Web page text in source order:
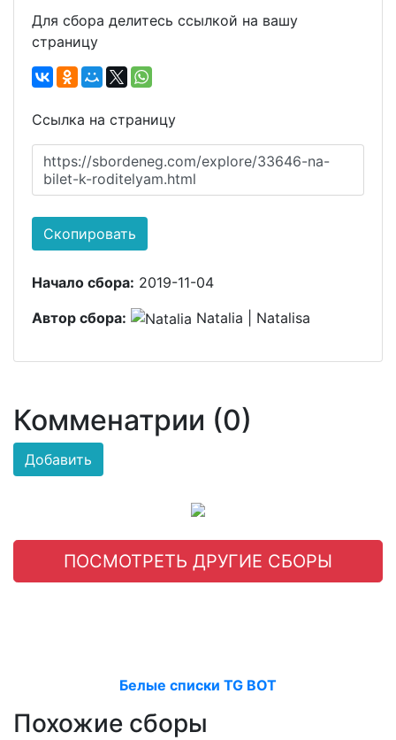
Для сбора делитесь ссылкой на вашу
страницу
Ссылка на страницу
https://sbordeneg.com/explore/33646-na-
bilet-k-roditelyam.html
Скопировать
Начало сбора: 2019-11-04
Автор сбора:
Natalia | Natalisa
Комменатрии (0)
Добавить
ПОСМОТРЕТЬ ДРУГИЕ СБОРЫ
Белые списки TG BOT
Похожие сборы